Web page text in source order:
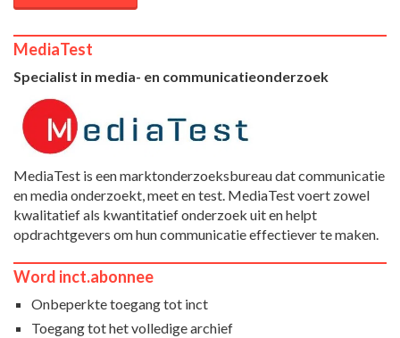
MediaTest
Specialist in media- en communicatieonderzoek
MediaTest is een marktonderzoeksbureau dat communicatie
en media onderzoekt, meet en test. MediaTest voert zowel
kwalitatief als kwantitatief onderzoek uit en helpt
opdrachtgevers om hun communicatie effectiever te maken.
Word inct.abonnee
Onbeperkte toegang tot inct
Toegang tot het volledige archief